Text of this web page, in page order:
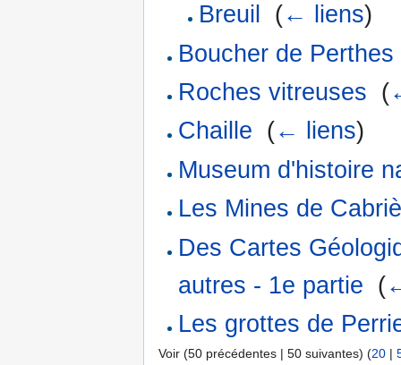
Breuil
(← liens)
Boucher de Perthes
Roches vitreuses (
Chaille (← liens)
Museum d'histoire
Les Mines de
Des Cartes
autres - 1e partie (
Les grottes de
Voir (50 précédentes | 50 suivantes) (20 |